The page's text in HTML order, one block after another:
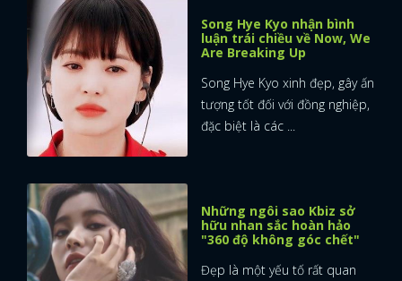
FACEBOOK GOOGLE
Song Hye Kyo nhận bình
luận trái chiều về Now, We
Are Breaking Up
Song Hye Kyo xinh đẹp, gây ấn
tượng tốt đối với đồng nghiệp,
đặc biệt là các ...
Những ngôi sao Kbiz sở
hữu nhan sắc hoàn hảo
"360 độ không góc chết"
Đẹp là một yếu tố rất quan